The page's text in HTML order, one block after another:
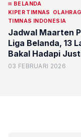
BELANDA
KIPER TIMNAS
TIMNAS INDONESIA
Jadwal Maarten
Liga Belanda, 13
Bakal Hadapi
03 FEBRUARI 2026